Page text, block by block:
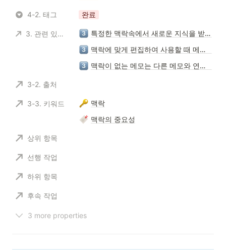
4-2. 태그 완료
3. 관련 있는 메모
특정한 맥락속에서 새로운 지식을 받아들이고 편집해야 원하는 결과를 얻을 수 있다.
맥락에 맞게 편집하여 사용할 때 메모는 큰 영향력일 발휘한다.
맥락이 없는 메모는 다른 메모와 연결할 수 없다.
3-2. 출처
3-3. 키워드
맥락
맥락의 중요성
상위 항목
선행 작업
하위 항목
후속 작업
3 more properties